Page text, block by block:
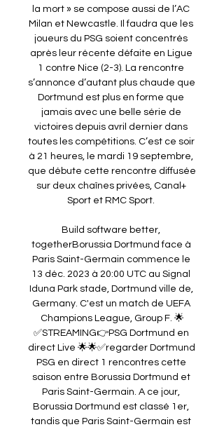
la mort » se compose aussi de l’AC
Milan et Newcastle. Il faudra que les
joueurs du PSG soient concentrés
après leur récente défaite en Ligue
1 contre Nice (2-3). La rencontre
s’annonce d’autant plus chaude que
Dortmund est plus en forme que
jamais avec une belle série de
victoires depuis avril dernier dans
toutes les compétitions. C’est ce soir
à 21 heures, le mardi 19 septembre,
que débute cette rencontre diffusée
sur deux chaînes privées, Canal+
Sport et RMC Sport.
Build software better,
togetherBorussia Dortmund face à
Paris Saint-Germain commence le
13 déc. 2023 à 20:00 UTC au Signal
Iduna Park stade, Dortmund ville de,
Germany. C'est un match de UEFA
Champions League, Group F. 🌟
✅STREAMING👉PSG Dortmund en
direct Live 🌟🌟✅regarder Dortmund
PSG en direct 1 rencontres cette
saison entre Borussia Dortmund et
Paris Saint-Germain. A ce jour,
Borussia Dortmund est classé 1er,
tandis que Paris Saint-Germain est